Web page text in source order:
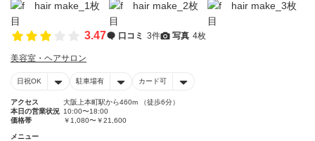
3.47 口コミ 3件 写真 4枚
美容室・ヘアサロン
日祝OK 駐車場有 カード可
アクセス
大阪上本町駅から460m （徒歩6分）
本日の営業状況 10:00〜18:00
価格帯
￥1,080〜￥21,600
メニュー